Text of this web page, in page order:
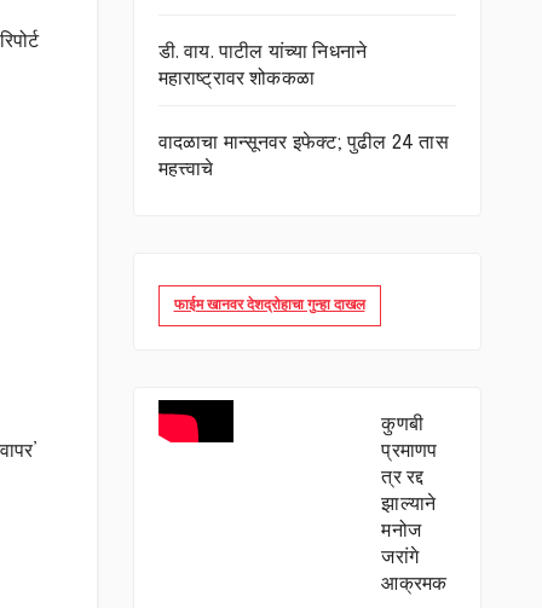
डी. वाय. पाटील यांच्या निधनाने
महाराष्ट्रावर शोककळा
वादळाचा मान्सूनवर इफेक्ट; पुढील 24 तास
महत्त्वाचे
फाईम खानवर देशद्रोहाचा गुन्हा दाखल
कुणबी
प्रमाणप
त्र रद्द
झाल्याने
मनोज
जरांगे
आक्रमक